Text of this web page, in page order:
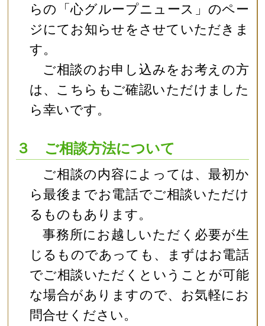
らの「心グループニュース」のペー
ジにてお知らせをさせていただきま
す。
ご相談のお申し込みをお考えの方
は、こちらもご確認いただけました
ら幸いです。
３ ご相談方法について
ご相談の内容によっては、最初か
ら最後までお電話でご相談いただけ
るものもあります。
事務所にお越しいただく必要が生
じるものであっても、まずはお電話
でご相談いただくということが可能
な場合がありますので、お気軽にお
問合せください。